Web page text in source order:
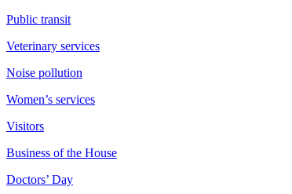
Public transit
Veterinary services
Noise pollution
Women’s services
Visitors
Business of the House
Doctors’ Day